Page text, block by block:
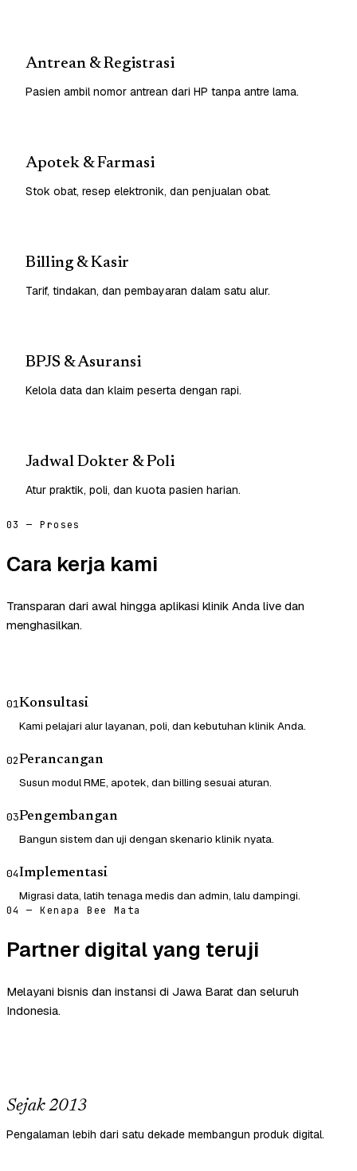
Antrean & Registrasi
Pasien ambil nomor antrean dari HP tanpa antre lama.
Apotek & Farmasi
Stok obat, resep elektronik, dan penjualan obat.
Billing & Kasir
Tarif, tindakan, dan pembayaran dalam satu alur.
BPJS & Asuransi
Kelola data dan klaim peserta dengan rapi.
Jadwal Dokter & Poli
Atur praktik, poli, dan kuota pasien harian.
03 — Proses
Cara kerja kami
Transparan dari awal hingga aplikasi klinik Anda live dan
menghasilkan.
01Konsultasi
Kami pelajari alur layanan, poli, dan kebutuhan klinik Anda.
02Perancangan
Susun modul RME, apotek, dan billing sesuai aturan.
03Pengembangan
Bangun sistem dan uji dengan skenario klinik nyata.
04Implementasi
Migrasi data, latih tenaga medis dan admin, lalu dampingi.
04 — Kenapa Bee Mata
Partner digital yang teruji
Melayani bisnis dan instansi di Jawa Barat dan seluruh
Indonesia.
Sejak 2013
Pengalaman lebih dari satu dekade membangun produk digital.